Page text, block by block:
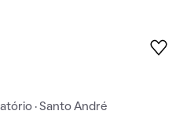
· Santo André